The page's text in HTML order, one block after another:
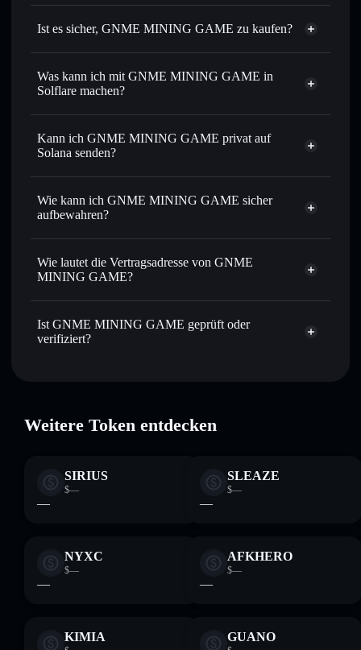
Ist es sicher, GNME MINING GAME zu kaufen?
GNME MINING GAME verifizierter Token
Was kann ich mit GNME MINING GAME in
Solflare machen?
GNME MINING GAME Solflare-Wallet
Sofort tauschen
– handle GNME gegen SOL, USDC oder
Routing zum bestmöglichen Kurs
Limit-Orders setzen – automatisiere Trades zu deinem
Zielkurs für GNME
Durchschnittskosteneffekt nutzen– Schritt für Schritt
Privat senden– übertrage GNME, ohne Wallets öffentlich
Aggregators
In Echtzeit verfolgen– überwache Kurs, Volumen,
Marktkapitalisierung und Liquidität von GNME
Kann ich GNME MINING GAME privat auf
Solana senden?
Solflare-Wallet
Privacy
GAME
Wie kann ich GNME MINING GAME sicher
aufbewahren?
GNME MINING GAME
Privacy
Aggregator
Wie lautet die Vertragsadresse von GNME
MINING GAME?
GNME MINING
BaDjVCpABEVCdt4LT7ivuzA4izBwJCqnDjrLa8XBtT38
Ist GNME MINING GAME geprüft oder
verifiziert?
Weitere Token entdecken
SIRIUS
$—
—
SLEAZE
$—
—
NYXC
$—
—
AFKHERO
$—
—
KIMIA GUANO